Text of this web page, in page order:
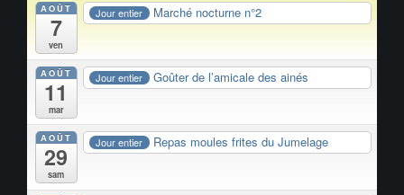
AOÛT
7
ven
Jour entier Marché nocturne n°2
AOÛT
11
mar
Jour entier Goûter de l’amicale des ainés
AOÛT
29
sam
Jour entier Repas moules frites du Jumelage